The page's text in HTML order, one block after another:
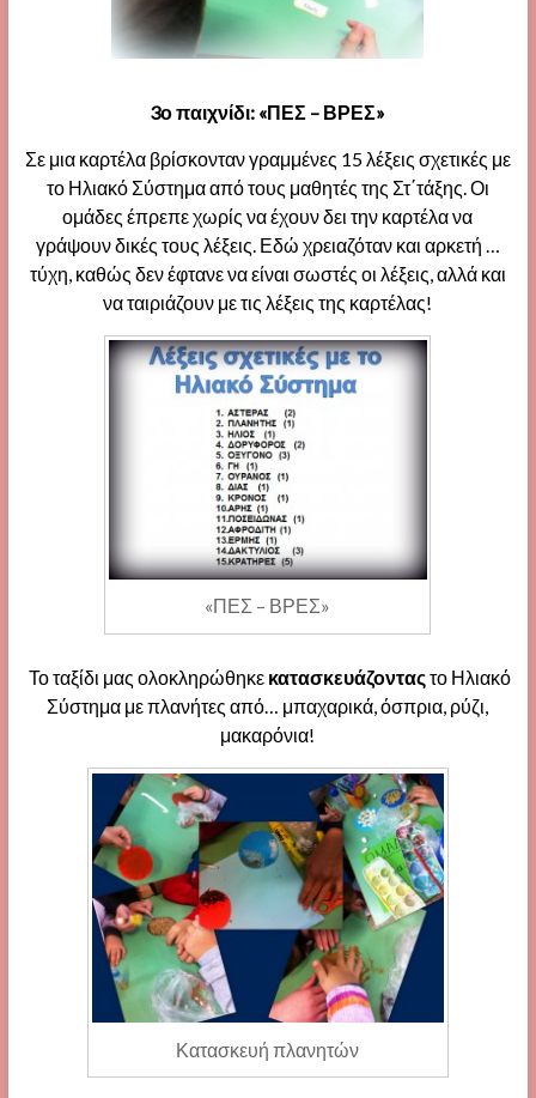
3ο παιχνίδι: «ΠΕΣ – ΒΡΕΣ»
Σε μια καρτέλα βρίσκονταν γραμμένες 15 λέξεις σχετικές με
το Ηλιακό Σύστημα από τους μαθητές της Στ΄τάξης. Οι
ομάδες έπρεπε χωρίς να έχουν δει την καρτέλα να
γράψουν δικές τους λέξεις. Εδώ χρειαζόταν και αρκετή …
τύχη, καθώς δεν έφτανε να είναι σωστές οι λέξεις, αλλά και
να ταιριάζουν με τις λέξεις της καρτέλας!
«ΠΕΣ – ΒΡΕΣ»
Το ταξίδι μας ολοκληρώθηκε κατασκευάζονταςτο Ηλιακό
Σύστημα με πλανήτες από… μπαχαρικά, όσπρια, ρύζι,
μακαρόνια!
Κατασκευή πλανητών